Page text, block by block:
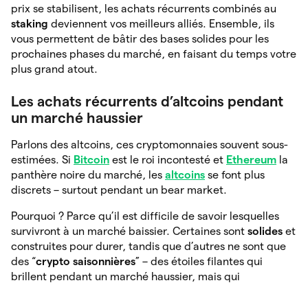
prix se stabilisent, les achats récurrents combinés au
staking deviennent vos meilleurs alliés. Ensemble, ils
vous permettent de bâtir des bases solides pour les
prochaines phases du marché, en faisant du temps votre
plus grand atout.
Les achats récurrents d’altcoins pendant
un marché haussier
Parlons des altcoins, ces cryptomonnaies souvent sous-
estimées. Si Bitcoin est le roi incontesté et Ethereum la
panthère noire du marché, les altcoins se font plus
discrets – surtout pendant un bear market.
Pourquoi ? Parce qu’il est difficile de savoir lesquelles
survivront à un marché baissier. Certaines sont solides et
construites pour durer, tandis que d’autres ne sont que
des “crypto saisonnières” – des étoiles filantes qui
brillent pendant un marché haussier, mais qui